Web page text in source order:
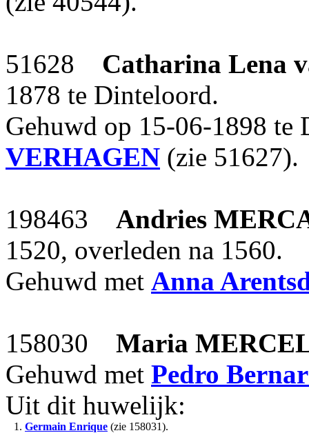
51628 Catharina Lena
1878 te Dinteloord.
Gehuwd op 15-06-1898
VERHAGEN (zie 51627).
198463 Andries
1520, overleden na 1560.
Gehuwd met Anna
158030 Maria
Gehuwd met Pedro
Uit dit huwelijk:
1. Germain Enrique (zie 158031).